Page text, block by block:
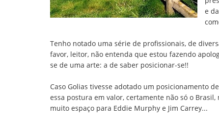
e
Tenho notado uma série de profissionais, de
favor, leitor, não entenda que estou fazendo
se de uma arte: a de saber posicionar-se!!
Caso Golias tivesse adotado um posicionamento
essa postura em valor, certamente não só o
muito espaço para Eddie Murphy e Jim Carrey...